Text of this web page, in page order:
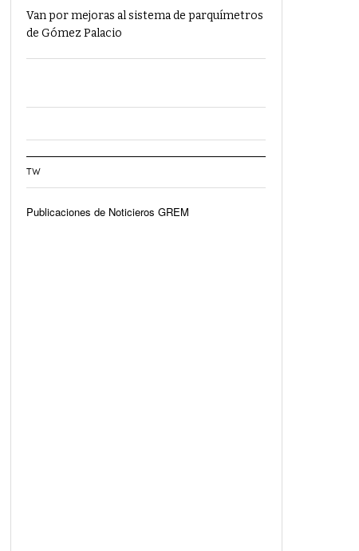
Van por mejoras al sistema de parquímetros
de Gómez Palacio
TW
Publicaciones de Noticieros GREM